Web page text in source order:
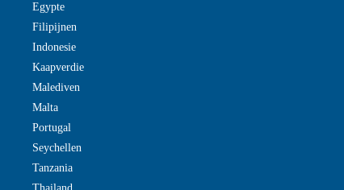
Egypte
Filipijnen
Indonesie
Kaapverdie
Malediven
Malta
Portugal
Seychellen
Tanzania